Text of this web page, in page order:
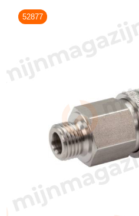
52877